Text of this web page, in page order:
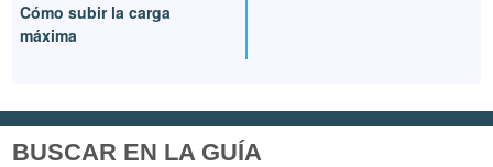
Cómo subir la carga
máxima
BUSCAR EN LA GUÍA